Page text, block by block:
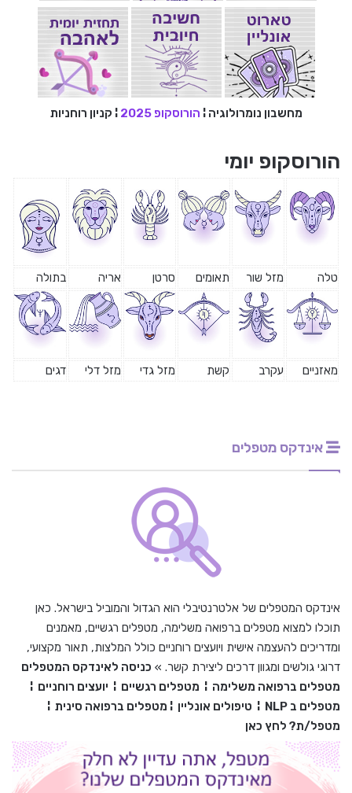
מחשבון נומרולוגיה ¦ הורוסקופ 2025 ¦ קניון רוחניות
הורוסקופ יומי
טלה מזל שור תאומים סרטן אריה בתולה
מאזניים עקרב קשת מזל גדי מזל דלי דגים
אינדקס מטפלים
אינדקס המטפלים של אלטרנטיבלי הוא הגדול והמוביל בישראל. כאן
תוכלו למצוא מטפלים ברפואה משלימה, מטפלים רגשיים, מאמנים
ומדריכים להעצמה אישית ויועצים רוחניים כולל המלצות, תאור מקצועי,
דרוגי גולשים ומגוון דרכים ליצירת קשר. » כניסה לאינדקס המטפלים
מטפלים ברפואה משלימה ¦ מטפלים רגשיים ¦ יועצים רוחניים ¦
מטפלים ב NLP
¦ טיפולים אונליין ¦ מטפלים ברפואה סינית ¦
מטפל/ת? לחץ כאן